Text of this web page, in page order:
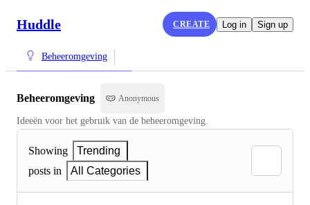
Huddle CREATE Log in Sign up
Beheeromgeving
Beheeromgeving Anonymous
Ideeën voor het gebruik van de beheeromgeving.
Showing
Trending
posts in
All Categories